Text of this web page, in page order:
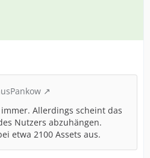
Allerdings scheint das
Nutzers abzuhängen.
etwa 2100 Assets aus.